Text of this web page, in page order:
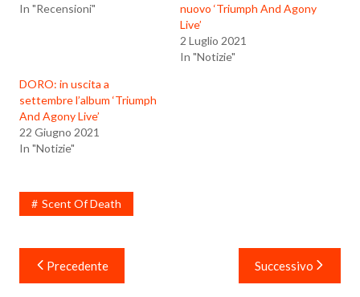
In "Recensioni"
nuovo ‘Triumph And Agony
Live’
2 Luglio 2021
In "Notizie"
DORO: in uscita a
settembre l’album ‘Triumph
And Agony Live’
22 Giugno 2021
In "Notizie"
Scent Of Death
Navigazione
articoli
Precedente Successivo